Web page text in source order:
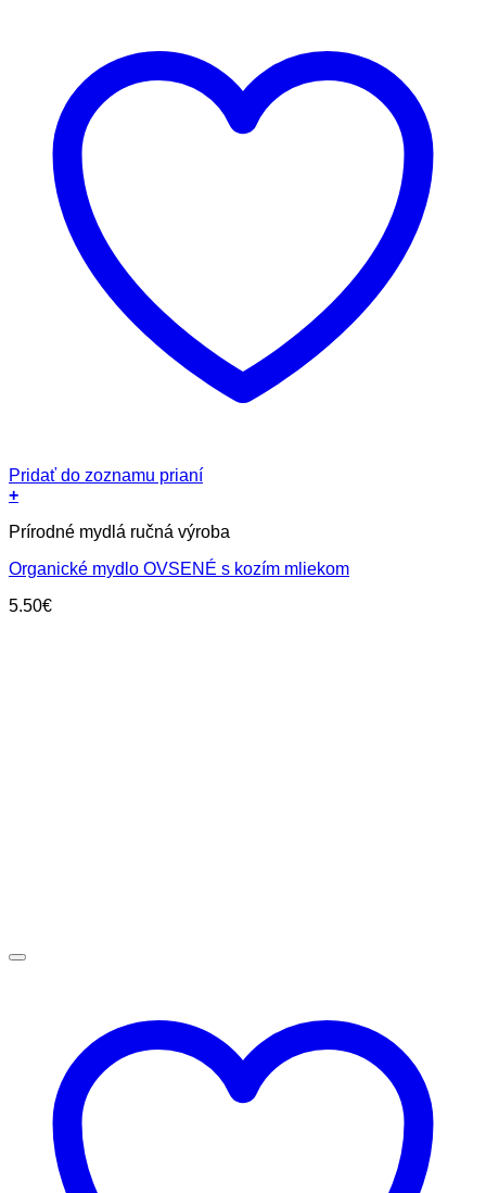
Pridať do zoznamu prianí
+
Prírodné mydlá ručná výroba
Organické mydlo OVSENÉ s kozím mliekom
5.50€